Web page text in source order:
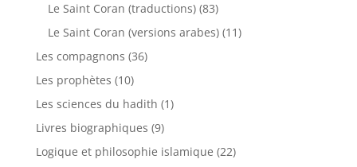
Le Saint Coran (traductions) (83)
Le Saint Coran (versions arabes) (11)
Les compagnons (36)
Les prophètes (10)
Les sciences du hadith (1)
Livres biographiques (9)
Logique et philosophie islamique (22)